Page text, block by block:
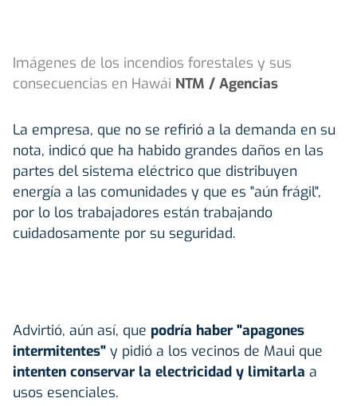
Imágenes de los incendios forestales y sus
consecuencias en Hawái NTM / Agencias
La empresa, que no se refirió a la demanda en su
nota, indicó que ha habido grandes daños en las
partes del sistema eléctrico que distribuyen
energía a las comunidades y que es "aún frágil",
por lo los trabajadores están trabajando
cuidadosamente por su seguridad.
Advirtió, aún así, que podría haber "apagones
intermitentes" y pidió a los vecinos de Maui que
intenten conservar la electricidad y limitarla a
usos esenciales.